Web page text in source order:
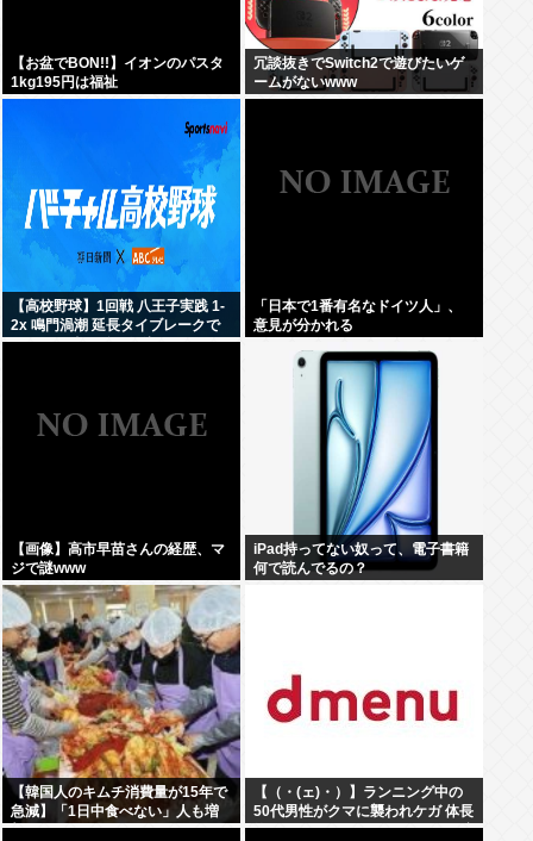
【お盆でBON!!】イオンのパスタ
1kg195円は福祉
冗談抜きでSwitch2で遊びたいゲ
ームがないwww
【高校野球】1回戦 八王子実践 1-
2x 鳴門渦潮 延長タイブレークで
サヨナラ勝ち 鳴門渦潮として甲子
「日本で1番有名なドイツ人」、
意見が分かれる
【画像】高市早苗さんの経歴、マ
ジで謎www
iPad持ってない奴って、電子書籍
何で読んでるの？
【韓国人のキムチ消費量が15年で
急減】「1日中食べない」人も増
加
【（・(ェ)・）】ランニング中の
50代男性がクマに襲われケガ 体長
約1.3メートルのツキノワグマに腕